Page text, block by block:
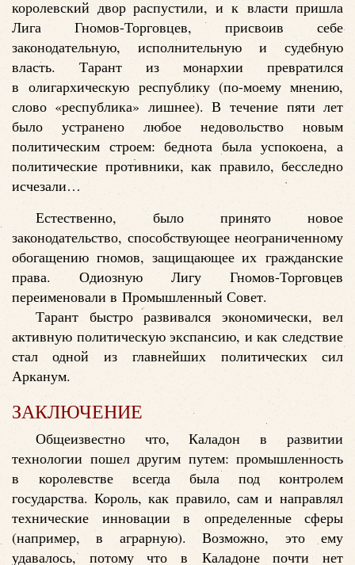
королевский двор распустили, и к власти пришла
Лига Гномов-Торговцев, присвоив себе
законодательную, исполнительную и судебную
власть. Тарант из монархии превратился
в олигархическую республику (по-моему мнению,
слово «республика» лишнее). В течение пяти лет
было устранено любое недовольство новым
политическим строем: беднота была успокоена, а
политические противники, как правило, бесследно
исчезали…
Естественно, было принято новое
законодательство, способствующее неограниченному
обогащению гномов, защищающее их гражданские
права. Одиозную Лигу Гномов-Торговцев
переименовали в Промышленный Совет.
Тарант быстро развивался экономически, вел
активную политическую экспансию, и как следствие
стал одной из главнейших политических сил
Арканум.
ЗАКЛЮЧЕНИЕ
Общеизвестно что, Каладон в развитии
технологии пошел другим путем: промышленность
в королевстве всегда была под контролем
государства. Король, как правило, сам и направлял
технические инновации в определенные сферы
(например, в аграрную). Возможно, это ему
удавалось, потому что в Каладоне почти нет